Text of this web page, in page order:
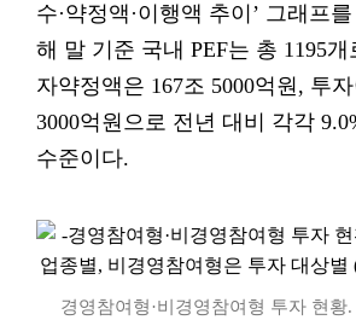
수·약정액·이행액 추이’ 그래프
해 말 기준 국내 PEF는 총 1195
자약정액은 167조 5000억원, 투
3000억원으로 전년 대비 각각
수준이다.
경영참여형·비경영참여형 투자 현황